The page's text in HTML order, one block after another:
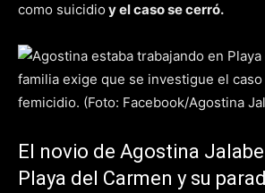
como suicidio y el caso se cerró.
El novio de Agostina
Playa del Carmen y su